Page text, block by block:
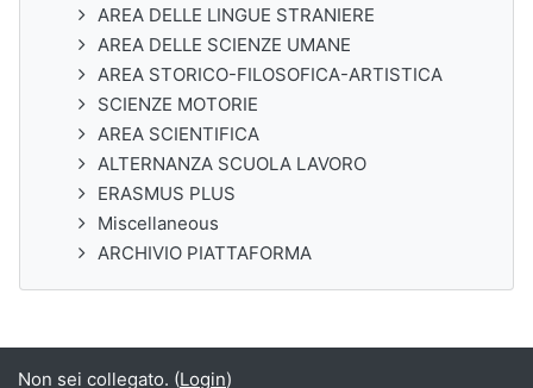
AREA DELLE LINGUE STRANIERE
AREA DELLE SCIENZE UMANE
AREA STORICO-FILOSOFICA-ARTISTICA
SCIENZE MOTORIE
AREA SCIENTIFICA
ALTERNANZA SCUOLA LAVORO
ERASMUS PLUS
Miscellaneous
ARCHIVIO PIATTAFORMA
Non sei collegato. (Login)